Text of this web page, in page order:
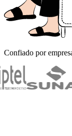
Confiado por